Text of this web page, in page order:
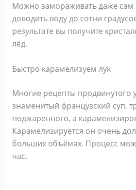
Можно замораживать даже сам
доводить воду до сотни
результате вы получите
лёд.
Быстро карамелизуем лук
Многие рецепты продвинутого
знаменитый французский суп,
поджаренного, а
Карамелизируется он очень
больших объёмах. Процесс
час.